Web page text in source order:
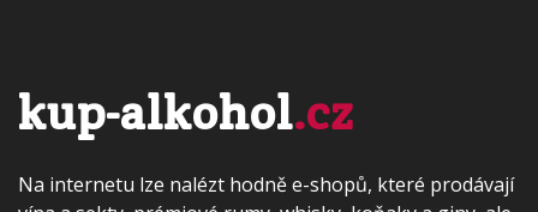
kup-alkohol.cz
Na internetu lze nalézt hodně e-shopů, které prodávají